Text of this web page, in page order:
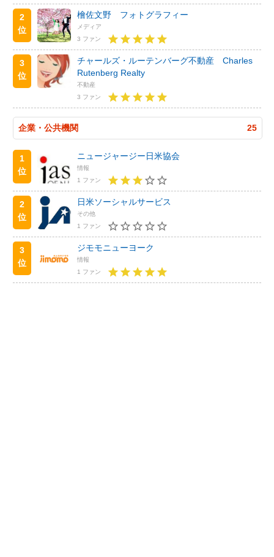
2
位
檜佐文野 フォトグラフィー
メディア
3 ファン
3
位
チャールズ・ルーテンバーグ不動産 Charles
Rutenberg Realty
不動産
3 ファン
企業・公共機関 25
1
位
ニュージャージー日米協会
情報
1 ファン
2
位
日米ソーシャルサービス
その他
1 ファン
3
位
ジモモニューヨーク
情報
1 ファン